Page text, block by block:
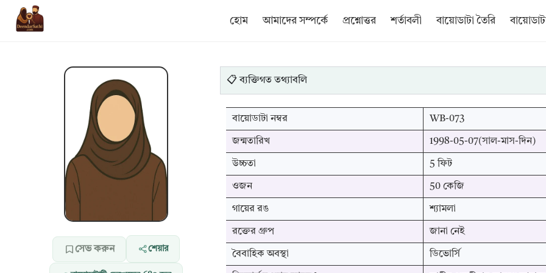
হোম আমাদের সম্পর্কে প্রশ্নোত্তর শর্তাবলী বায়োডাটা তৈরি
সেভ করুন শেয়ার
📋 ব্যক্তিগত তথ্যাবলি
বায়োডাটা নম্বর WB-073
জন্মতারিখ 1998-05-07(সাল-মাস-দিন)
উচ্চতা 5 ফিট
ওজন 50 কেজি
গায়ের রঙ শ্যামলা
রক্তের গ্রুপ জানা নেই
বৈবাহিক অবস্থা ডিভোর্সি